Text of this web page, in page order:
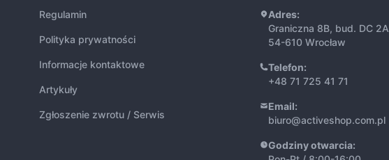
Regulamin
Polityka prywatności
Informacje kontaktowe
Artykuły
Zgłoszenie zwrotu / Serwis
Adres:
Graniczna 8B, bud. DC 2A
54-610 Wrocław
Telefon:
+48 71 725 41 71
Email:
biuro@activeshop.com.pl
Godziny otwarcia: